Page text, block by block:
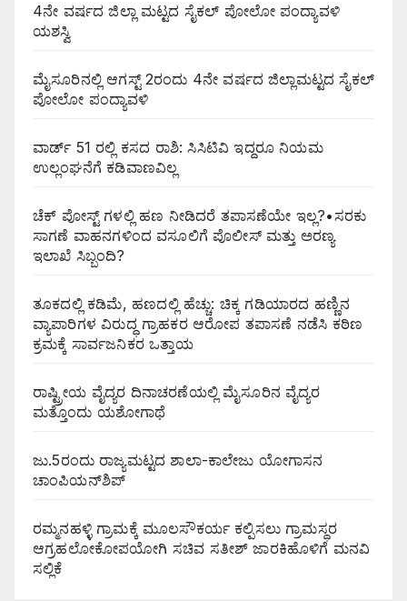
4ನೇ ವರ್ಷದ ಜಿಲ್ಲಾ ಮಟ್ಟದ ಸೈಕಲ್ ಪೋಲೋ ಪಂದ್ಯಾವಳಿ
ಯಶಸ್ವಿ
ಮೈಸೂರಿನಲ್ಲಿ ಆಗಸ್ಟ್‌ 2ರಂದು 4ನೇ ವರ್ಷದ ಜಿಲ್ಲಾಮಟ್ಟದ ಸೈಕಲ್
ಪೋಲೋ ಪಂದ್ಯಾವಳಿ
ವಾರ್ಡ್ 51 ರಲ್ಲಿ ಕಸದ ರಾಶಿ: ಸಿಸಿಟಿವಿ ಇದ್ದರೂ ನಿಯಮ
ಉಲ್ಲಂಘನೆಗೆ ಕಡಿವಾಣವಿಲ್ಲ
ಚೆಕ್ ಪೋಸ್ಟ್ ಗಳಲ್ಲಿ ಹಣ ನೀಡಿದರೆ ತಪಾಸಣೆಯೇ ಇಲ್ಲ?•ಸರಕು
ಸಾಗಣೆ ವಾಹನಗಳಿಂದ ವಸೂಲಿಗೆ ಪೊಲೀಸ್ ಮತ್ತು ಅರಣ್ಯ
ಇಲಾಖೆ ಸಿಬ್ಬಂದಿ?
ತೂಕದಲ್ಲಿ ಕಡಿಮೆ, ಹಣದಲ್ಲಿ ಹೆಚ್ಚು: ಚಿಕ್ಕ ಗಡಿಯಾರದ ಹಣ್ಣಿನ
ವ್ಯಾಪಾರಿಗಳ ವಿರುದ್ಧ ಗ್ರಾಹಕರ ಆರೋಪ ತಪಾಸಣೆ ನಡೆಸಿ ಕಠಿಣ
ಕ್ರಮಕ್ಕೆ ಸಾರ್ವಜನಿಕರ ಒತ್ತಾಯ
ರಾಷ್ಟ್ರೀಯ ವೈದ್ಯರ ದಿನಾಚರಣೆಯಲ್ಲಿ ಮೈಸೂರಿನ ವೈದ್ಯರ
ಮತ್ತೊಂದು ಯಶೋಗಾಥೆ
ಜು.5ರಂದು ರಾಜ್ಯಮಟ್ಟದ ಶಾಲಾ-ಕಾಲೇಜು ಯೋಗಾಸನ
ಚಾಂಪಿಯನ್‌ಶಿಪ್
ರಮ್ಮನಹಳ್ಳಿ ಗ್ರಾಮಕ್ಕೆ ಮೂಲಸೌಕರ್ಯ ಕಲ್ಪಿಸಲು ಗ್ರಾಮಸ್ಥರ
ಆಗ್ರಹಲೋಕೋಪಯೋಗಿ ಸಚಿವ ಸತೀಶ್ ಜಾರಕಿಹೊಳಿಗೆ ಮನವಿ
ಸಲ್ಲಿಕೆ